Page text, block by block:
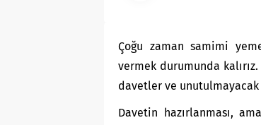
Çoğu zaman samimi
vermek durumunda
davetler ve
Davetin hazırlanması,